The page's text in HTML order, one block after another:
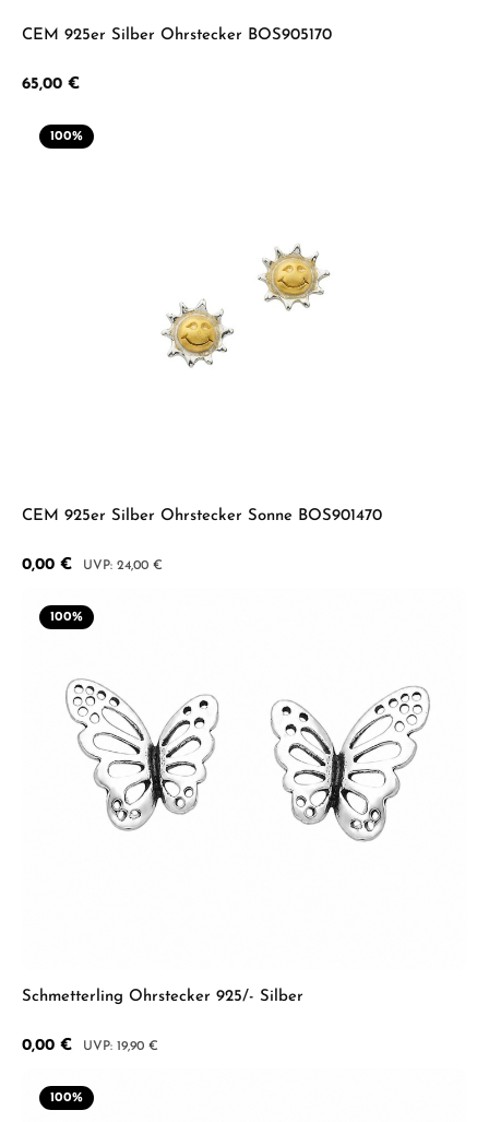
CEM 925er Silber Ohrstecker BOS905170
Regulärer Preis:
65,00 €
100%
CEM 925er Silber Ohrstecker Sonne BOS901470
Verkaufspreis:
0,00 € Regulärer Preis:
24,00 €
100%
Schmetterling Ohrstecker 925/- Silber
Verkaufspreis:
0,00 € Regulärer Preis:
19,90 €
100%